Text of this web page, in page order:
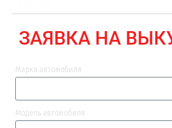
ЗАЯВКА НА
Марка автомобиля
Модель автомобиля